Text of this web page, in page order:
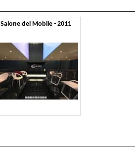
Salone del Mobile - 2011